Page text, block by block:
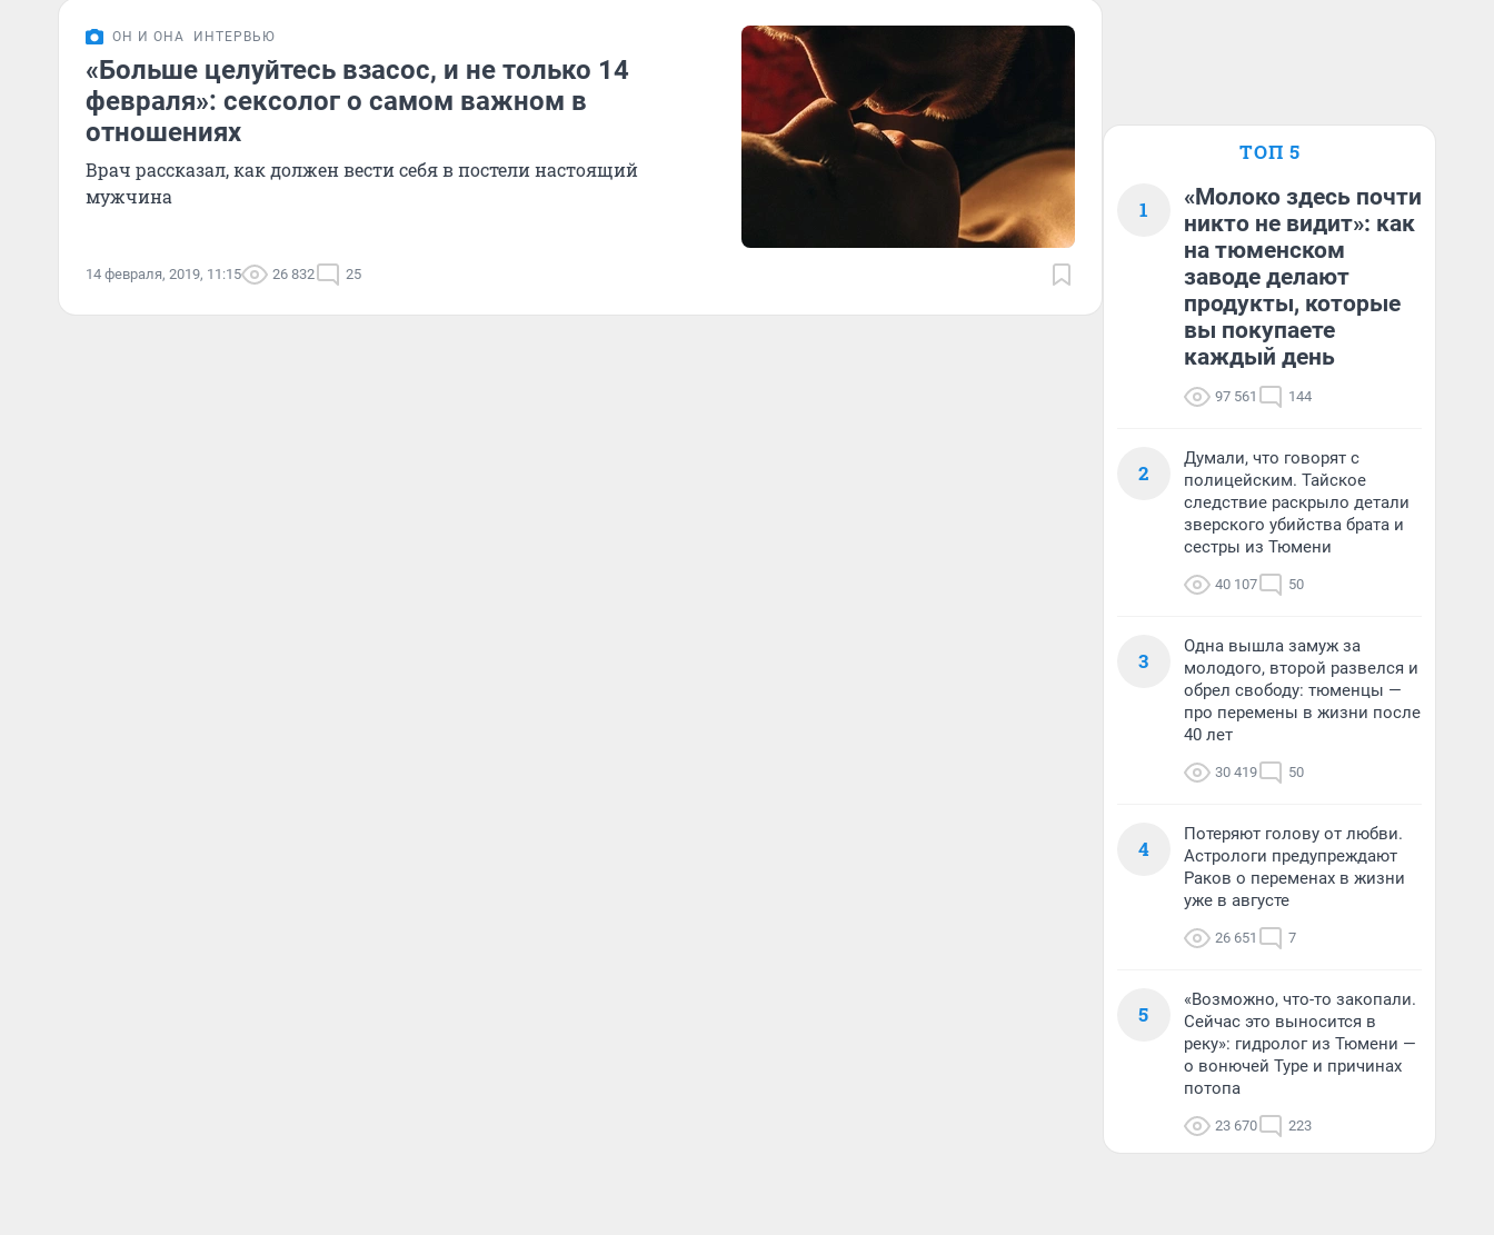
ОН И ОНА ИНТЕРВЬЮ
«Больше целуйтесь взасос, и не только 14
февраля»: сексолог о самом важном в
отношениях
Врач рассказал, как должен вести себя в постели настоящий
мужчина
14 февраля, 2019, 11:15 26 832 25
ТОП 5
1
«Молоко здесь почти
никто не видит»: как
на тюменском
заводе делают
продукты, которые
вы покупаете
каждый день
97 561 144
2
Думали, что говорят с
полицейским. Тайское
следствие раскрыло детали
зверского убийства брата и
сестры из Тюмени
40 107 50
3
Одна вышла замуж за
молодого, второй развелся и
обрел свободу: тюменцы —
про перемены в жизни после
40 лет
30 419 50
4
Потеряют голову от любви.
Астрологи предупреждают
Раков о переменах в жизни
уже в августе
26 651 7
5
«Возможно, что-то закопали.
Сейчас это выносится в
реку»: гидролог из Тюмени —
о вонючей Туре и причинах
потопа
23 670 223